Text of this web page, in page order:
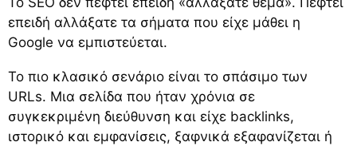
επειδή αλλάξατε τα σήματα που είχε μάθει η
Google να εμπιστεύεται.
Το πιο κλασικό σενάριο είναι το σπάσιμο των
URLs. Μια σελίδα που ήταν χρόνια σε
συγκεκριμένη διεύθυνση και είχε backlinks,
ιστορικό και εμφανίσεις, ξαφνικά εξαφανίζεται ή